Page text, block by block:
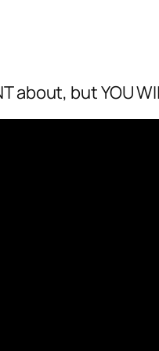
about, but YOU